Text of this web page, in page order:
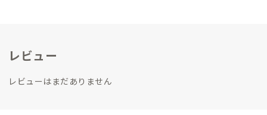
営だけでなくイベントの開催・誘致、スペースレンタルなど幅
ンを増やしている。 素泊まりでの宿泊がメインでBARでも簡易
レビュー
レビューはまだありません